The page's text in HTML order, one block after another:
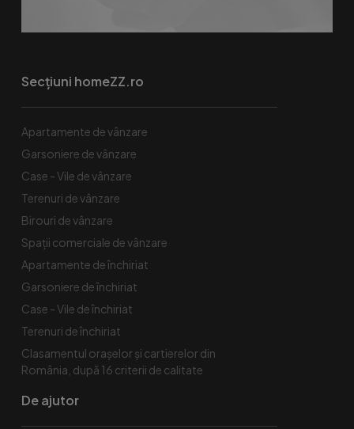
Secțiuni homeZZ.ro
Apartamente de vânzare
Garsoniere de vânzare
Case - Vile de vânzare
Terenuri de vânzare
Birouri de vânzare
Spaţii comerciale de vânzare
Apartamente de închiriat
Garsoniere de închiriat
Case - Vile de închiriat
Terenuri de închiriat
Clasamentul orașelor și cartierelor din
România, după 16 criterii de calitate
De ajutor